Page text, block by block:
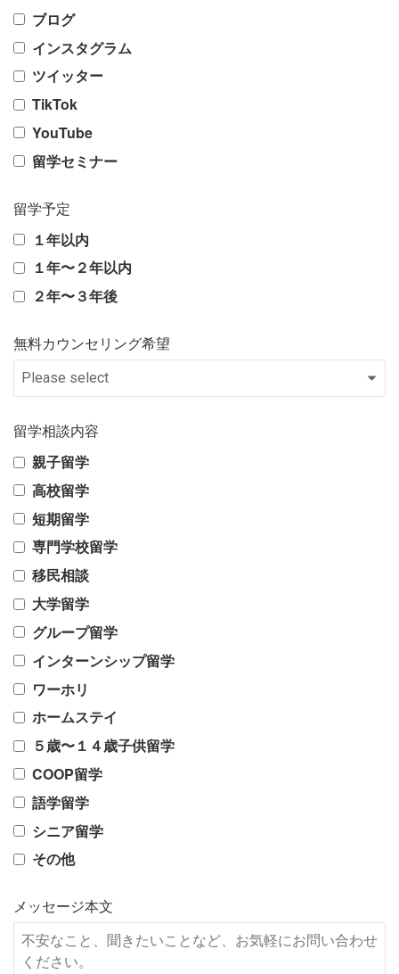
ブログ
インスタグラム
ツイッター
TikTok
YouTube
留学セミナー
留学予定
１年以内
１年〜２年以内
２年〜３年後
無料カウンセリング希望
留学相談内容
親子留学
高校留学
短期留学
専門学校留学
移民相談
大学留学
グループ留学
インターンシップ留学
ワーホリ
ホームステイ
５歳〜１４歳子供留学
COOP留学
語学留学
シニア留学
その他
メッセージ本文